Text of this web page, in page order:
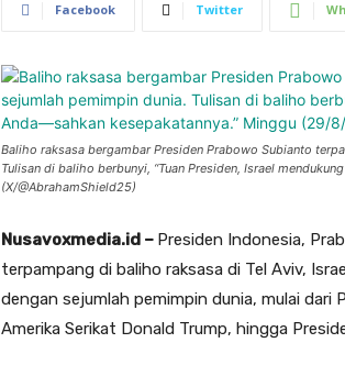
Facebook Twitter
Baliho raksasa bergambar Presiden Prabowo Subianto
Tulisan di baliho berbunyi, “Tuan Presiden, Israel
(X/@AbrahamShield25)
Nusavoxmedia.id – Presiden Indonesia,
terpampang di baliho raksasa di Tel Aviv,
dengan sejumlah pemimpin dunia, mulai dari
Amerika Serikat Donald Trump, hingga